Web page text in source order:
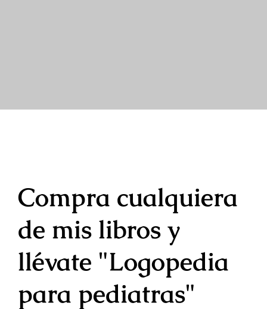
Compra cualquiera
de mis libros y
llévate "Logopedia
para pediatras"